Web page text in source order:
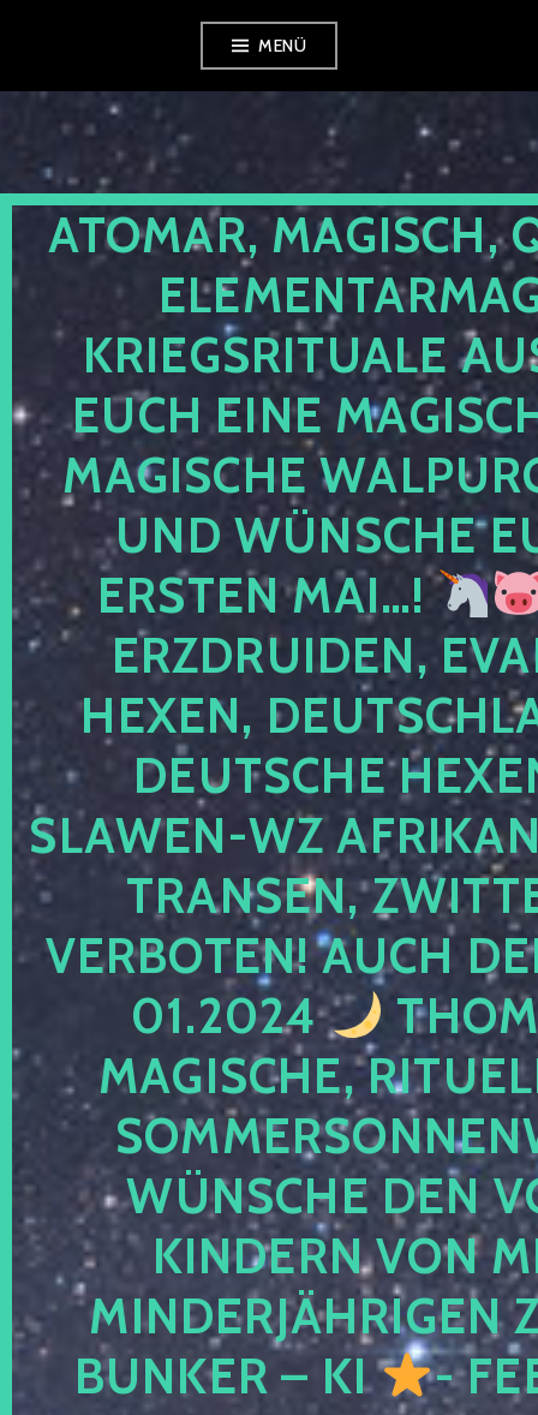
springen
MENÜ
ATOMAR, MAGISCH,
KRIEGSRITUALE
EUCH EINE
MAGISCHE
UND WÜNSCHE
ERSTEN MAI…!
ERZDRUIDEN,
HEXEN,
DEUTSCHE
SLAWEN-WZ
TRANSEN,
VERBOTEN! AUCH
01.2024
MAGISCHE,
WÜNSCHE DEN
KINDERN VON
MINDERJÄHRIGEN
BUNKER – KI
-